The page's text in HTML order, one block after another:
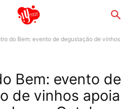
do Bem: evento de degustação de vinhos
Bem: evento de
de vinhos apoia